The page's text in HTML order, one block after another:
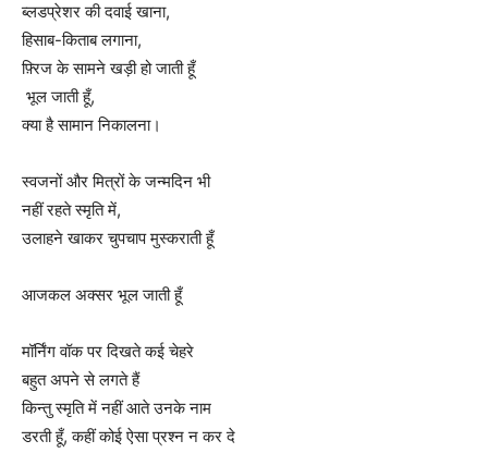
ब्लडप्रेशर की दवाई खाना,
हिसाब-किताब लगाना,
फ़्रिज के सामने खड़ी हो जाती हूँ
भूल जाती हूँ,
क्या है सामान निकालना।
स्वजनों और मित्रों के जन्मदिन भी
नहीं रहते स्मृति में,
उलाहने खाकर चुपचाप मुस्कराती हूँ
आजकल अक्सर भूल जाती हूँ
मॉर्निंग वॉक पर दिखते कई चेहरे
बहुत अपने से लगते हैं
किन्तु स्मृति में नहीं आते उनके नाम
डरती हूँ, कहीं कोई ऐसा प्रश्न न कर दे